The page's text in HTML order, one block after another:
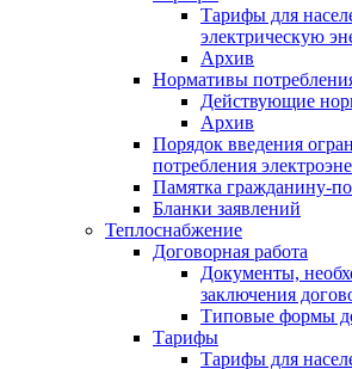
Тарифы для
электрическую
Архив
Нормативы
Действующие
Архив
Порядок введения
потребления
Памятка гражданину-
Бланки заявлений
Теплоснабжение
Договорная работа
Документы,
заключения
Типовые формы
Тарифы
Тарифы для